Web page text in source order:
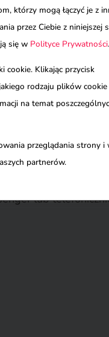
w
pomoże Ci
nie tylko
to dla siebie. Bo
Wybierz siebie.
system
lub
którzy mogą łączyć je z
przez Ciebie z niniejszej
się w Polityce Prywatności.
cookie. Klikając przycisk
rodzaju plików cookie
na temat
przeglądania strony i
partnerów.